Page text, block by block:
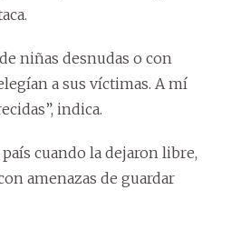
niñas desnudas o con
a sus víctimas. A mí
indica.
cuando la dejaron libre,
amenazas de guardar